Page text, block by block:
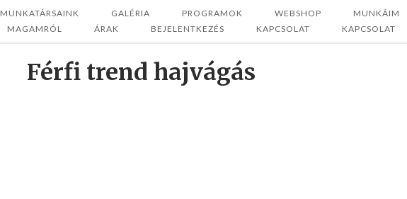
MUNKATÁRSAINK GALÉRIA PROGRAMOK WEBSHOP
MUNKÁIM
MAGAMRÓL ÁRAK BEJELENTKEZÉS KAPCSOLAT KAPCSOLAT
Férfi trend hajvágás